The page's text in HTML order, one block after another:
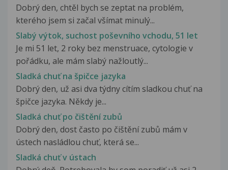
Dobrý den, chtěl bych se zeptat na problém,
kterého jsem si začal všímat minulý...
Slabý výtok, suchost poševního vchodu, 51 let
Je mi 51 let, 2 roky bez menstruace, cytologie v
pořádku, ale mám slabý nažloutlý...
Sladká chuť na špičce jazyka
Dobrý den, už asi dva týdny cítím sladkou chuť na
špičce jazyka. Někdy je...
Sladká chuť po čištění zubů
Dobrý den, dost často po čištění zubů mám v
ústech nasládlou chuť, která se...
Sladká chuť v ústach